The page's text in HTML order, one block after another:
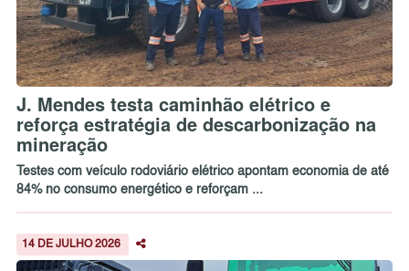
J. Mendes testa caminhão elétrico e
reforça estratégia de descarbonização na
mineração
Testes com veículo rodoviário elétrico apontam economia de até
84% no consumo energético e reforçam ...
14 DE JULHO 2026